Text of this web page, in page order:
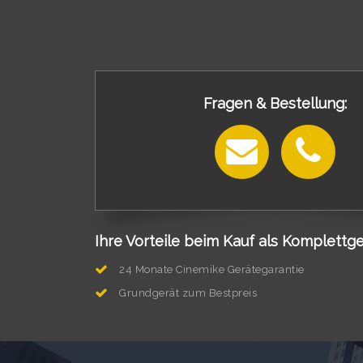
Fragen & Bestellung:
Ihre Vorteile beim Kauf als
24 Monate Cinemike Gerätegarantie
Grundgerät zum Bestpreis